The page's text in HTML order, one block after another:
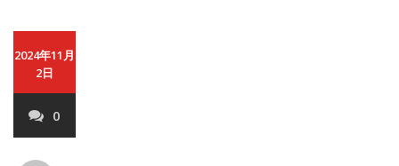
2024年11月
2日
0